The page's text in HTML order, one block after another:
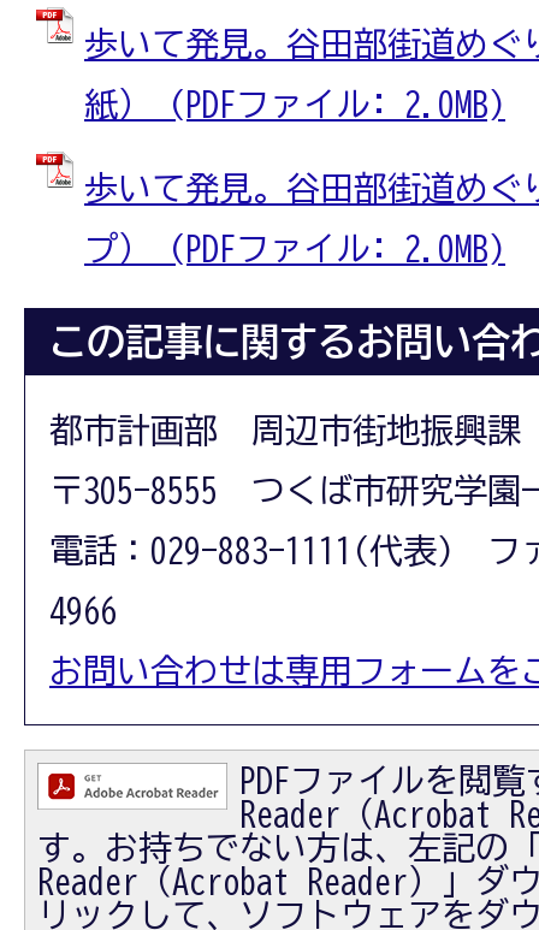
歩いて発見。谷田部街道め
紙） (PDFファイル: 2.0MB)
歩いて発見。谷田部街道め
プ） (PDFファイル: 2.0MB)
この記事に関するお問い合
都市計画部 周辺市街地振興課
〒305-8555 つくば市研究学園
電話：029-883-1111(代表) フ
4966
お問い合わせは専用フォームを
PDFファイルを閲
Reader（Acrobat
す。お持ちでない方は、左記の
Reader（Acrobat Reader）」ダ
リックして、ソフトウェアをダ